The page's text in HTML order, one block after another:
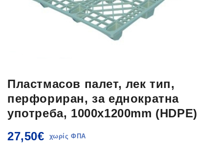
Пластмасов палет, лек тип,
перфориран, за еднократна
употреба, 1000x1200mm (HDPE)
27,50€